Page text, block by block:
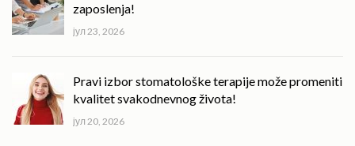
zaposlenja!
јул 23, 2026
Pravi izbor stomatološke terapije može promeniti
kvalitet svakodnevnog života!
јул 20, 2026